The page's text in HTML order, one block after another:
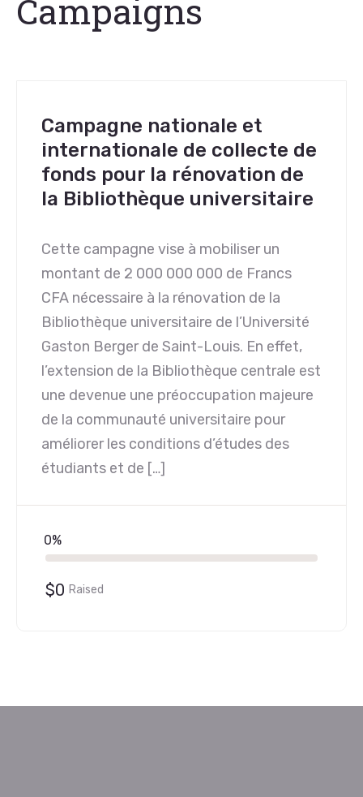
Campaigns
Campagne nationale et
internationale de collecte de
fonds pour la rénovation de
la Bibliothèque universitaire
Cette campagne vise à mobiliser un
montant de 2 000 000 000 de Francs
CFA nécessaire à la rénovation de la
Bibliothèque universitaire de l’Université
Gaston Berger de Saint-Louis. En effet,
l’extension de la Bibliothèque centrale est
une devenue une préoccupation majeure
de la communauté universitaire pour
améliorer les conditions d’études des
étudiants et de […]
0%
$0 Raised